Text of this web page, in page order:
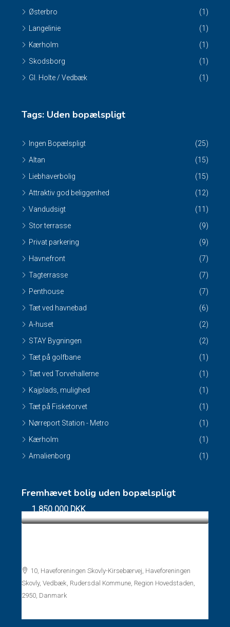
Østerbro
(1)
Langelinie
(1)
Kærholm
(1)
Skodsborg
(1)
Gl. Holte / Vedbæk
(1)
Tags: Uden bopælspligt
Ingen Bopælspligt
(25)
Altan
(15)
Liebhaverbolig
(15)
Attraktiv god beliggenhed
(12)
Vandudsigt
(11)
Stor terrasse
(9)
Privat parkering
(9)
Havnefront
(7)
Tagterrasse
(7)
Penthouse
(7)
Tæt ved havnebad
(6)
A-huset
(2)
STAY Bygningen
(2)
Tæt på golfbane
(1)
Tæt ved Torvehallerne
(1)
Kajplads, mulighed
(1)
Tæt på Fisketorvet
(1)
Nørreport Station - Metro
(1)
Kærholm
(1)
Amalienborg
(1)
Fremhævet bolig uden bopælspligt
1.850.000 DKK
10, Haveforeningen Skovly-Kirsebærvej, Haveforeningen
Skovly, Vedbæk, Rudersdal Kommune, Region Hovedstaden,
2950, Danmark